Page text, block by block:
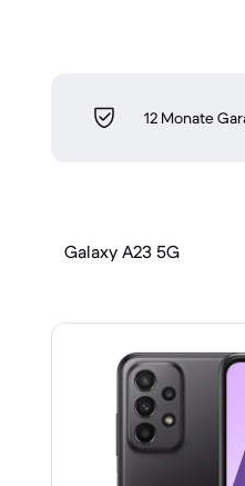
12 Monate
Galaxy A23 5G